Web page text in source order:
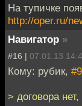
На тупичке
http://oper.ru/
Навигатор »
#16 | 07.01.13
Кому: рубик, #9
> договора